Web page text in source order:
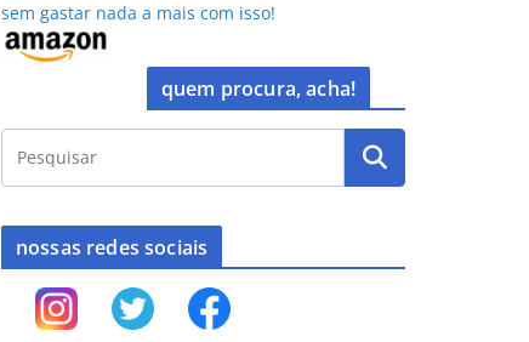
sem gastar nada a mais com isso!
quem procura, acha!
nossas redes sociais